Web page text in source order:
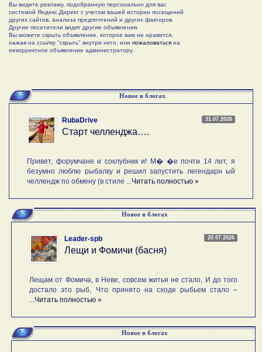
Вы видите рекламу, подобранную персонально для вас
системой Яндекс.Директ с учетом вашей истории посещений
других сайтов, анализа предпочтений и других факторов.
Другие посетители видят другие объявления.
Вы можете скрыть объявление, которое вам не нравится,
нажав на ссылку "скрыть" внутри него, или пожаловаться на
некорректное объявление администратору.
Новое в блогах
31.07.2026
RubaDrive
Старт челленджа….
Привет, форумчане и соклубник и! М� �е почти 14 лет, я
безумно люблю рыбалку и решил запустить легендарн ый
челлендж по обмену (в стиле ... Читать полностью »
Новое в блогах
20.07.2026
Leader-spb
Лещи и Фомичи (басня)
Лещам от Фомича, в Неве, совсем житья не стало, И до того
достало это рыб, Что принято на сходе рыбьем стало –
Читать полностью »
Новое в блогах